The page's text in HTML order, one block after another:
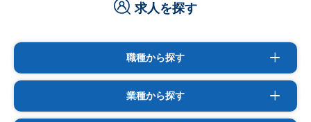
求人を探す
職種から探す
業種から探す